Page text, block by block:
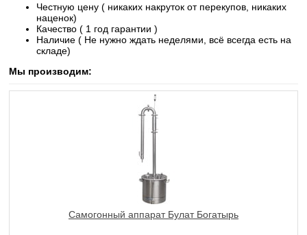
Честную цену ( никаких накруток от перекупов, никаких
наценок)
Качество ( 1 год гарантии )
Наличие ( Не нужно ждать неделями, всё всегда есть на
складе)
Мы производим:
Самогонный аппарат Булат Богатырь